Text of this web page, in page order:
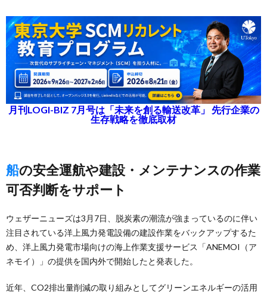
月刊LOGI-BIZ 7月号は「未来を創る輸送改革」 先行企業の
生存戦略を徹底取材
船の安全運航や建設・メンテナンスの作業
可否判断をサポート
ウェザーニューズは3月7日、脱炭素の潮流が強まっているのに伴い
注目されている洋上風力発電設備の建設作業をバックアップするた
め、洋上風力発電市場向けの海上作業支援サービス「ANEMOI（ア
ネモイ）」の提供を国内外で開始したと発表した。
近年、CO2排出量削減の取り組みとしてグリーンエネルギーの活用